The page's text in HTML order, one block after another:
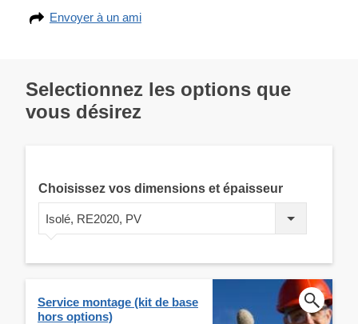
Envoyer à un ami
Selectionnez les options que
vous désirez
Choisissez vos dimensions et épaisseur
Isolé, RE2020, PV
Service montage (kit de base
hors options)